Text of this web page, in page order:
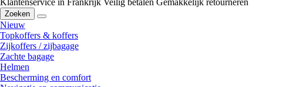
Klantenservice in Frankrijk Veilig betalen Gemakkelijk retourneren
Zoeken
Nieuw
Topkoffers & koffers
Zijkoffers / zijbagage
Zachte bagage
Helmen
Bescherming en comfort